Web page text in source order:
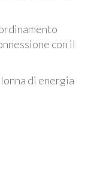
con il
di energia